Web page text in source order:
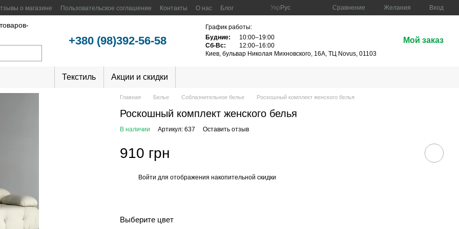
о магазине Пользовательское соглашение Контакты О нас Блог Укр Рус Сравнение Желания Вход
+380 (98)392-56-58
График работы:
Будние:
10:00–19:00
Сб-Вс:
12:00–16:00
Киев, бульвар Николая Михновского, 16А, ТЦ Novus, 01103
Мой заказ
Текстиль Акции и скидки
Главная Белье Соблазнительное белье Роскошный комплект женского белья
Роскошный комплект женского белья
В наличии Артикул: 637 Оставить отзыв
910 грн
Войти для отображения накопительной скидки
Выберите цвет